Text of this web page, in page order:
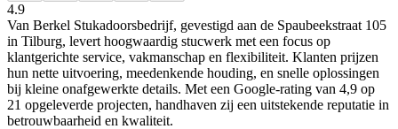
4.9
Van Berkel Stukadoorsbedrijf, gevestigd aan de Spaubeekstraat 105
in Tilburg, levert hoogwaardig stucwerk met een focus op
klantgerichte service, vakmanschap en flexibiliteit. Klanten prijzen
hun nette uitvoering, meedenkende houding, en snelle oplossingen
bij kleine onafgewerkte details. Met een Google-rating van 4,9 op
21 opgeleverde projecten, handhaven zij een uitstekende reputatie in
betrouwbaarheid en kwaliteit.